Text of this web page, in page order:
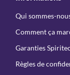
Qui sommes-
Comment ça
Garanties
Règles de